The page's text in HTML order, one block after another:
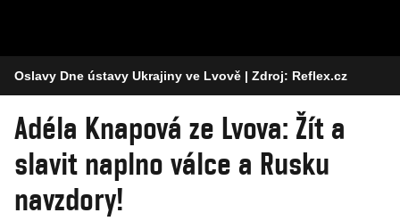
Oslavy Dne ústavy Ukrajiny ve Lvově | Zdroj: Reflex.cz
Adéla Knapová ze Lvova: Žít a
slavit naplno válce a Rusku
navzdory!